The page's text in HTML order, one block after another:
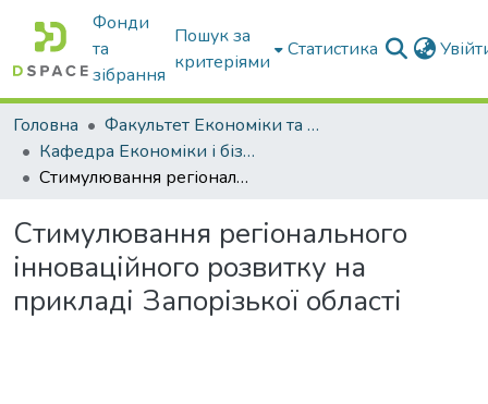
Фонди
та
зібрання
Пошук за
критеріями
Статистика
Головна
Факультет Економіки та бізнесу
Кафедра Економіки і бізнесу
Стимулювання регіонального інноваційного розвитку на прикладі Запорізької області
Стимулювання регіонального
інноваційного розвитку на
прикладі Запорізької області